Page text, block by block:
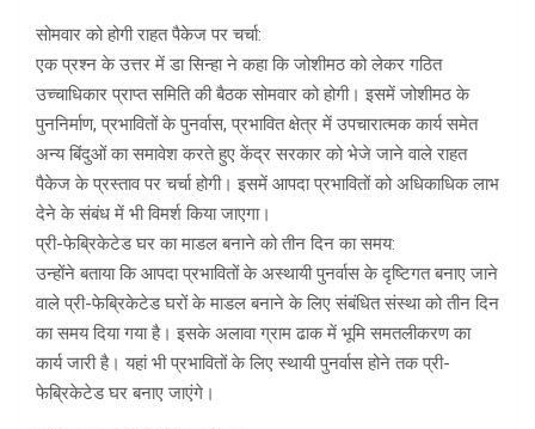
सोमवार को होगी राहत पैकेज पर चर्चा:
एक प्रश्न के उत्तर में डा सिन्हा ने कहा कि जोशीमठ को लेकर गठित
उच्चाधिकार प्राप्त समिति की बैठक सोमवार को होगी। इसमें जोशीमठ के
पुननिर्माण, प्रभावितों के पुनर्वास, प्रभावित क्षेत्र में उपचारात्मक कार्य समेत
अन्य बिंदुओं का समावेश करते हुए केंद्र सरकार को भेजे जाने वाले राहत
पैकेज के प्रस्ताव पर चर्चा होगी। इसमें आपदा प्रभावितों को अधिकाधिक लाभ
देने के संबंध में भी विमर्श किया जाएगा।
प्री-फेब्रिकेटेड घर का माडल बनाने को तीन दिन का समय:
उन्होंने बताया कि आपदा प्रभावितों के अस्थायी पुनर्वास के दृष्टिगत बनाए जाने
वाले प्री-फेब्रिकेटेड घरों के माडल बनाने के लिए संबंधित संस्था को तीन दिन
का समय दिया गया है। इसके अलावा ग्राम ढाक में भूमि समतलीकरण का
कार्य जारी है। यहां भी प्रभावितों के लिए स्थायी पुनर्वास होने तक प्री-
फेब्रिकेटेड घर बनाए जाएंगे।